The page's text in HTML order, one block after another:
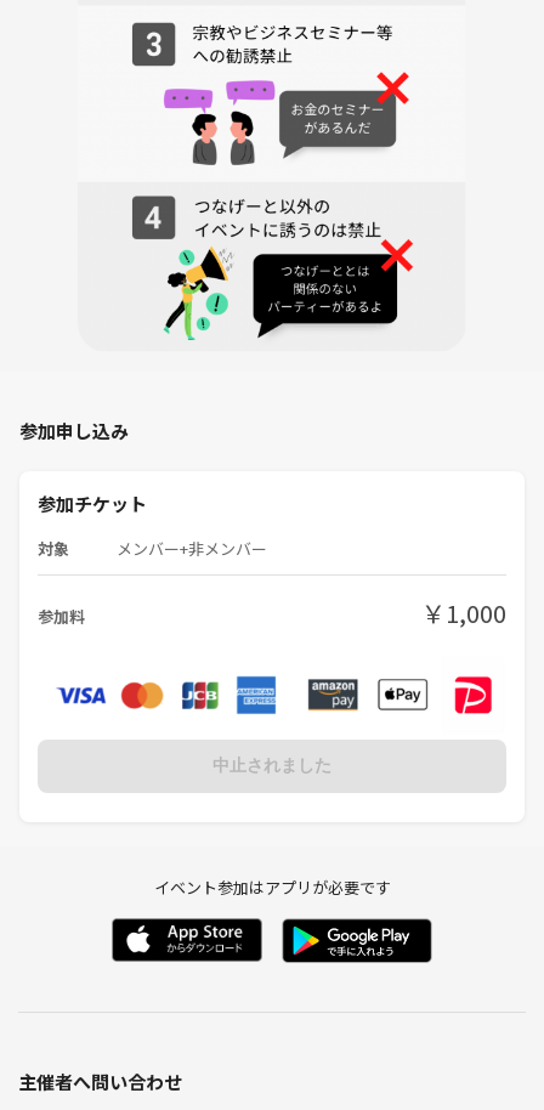
参加申し込み
参加チケット
対象 メンバー+非メンバー
参加料 ￥1,000
中止されました
イベント参加はアプリが必要です
主催者へ問い合わせ